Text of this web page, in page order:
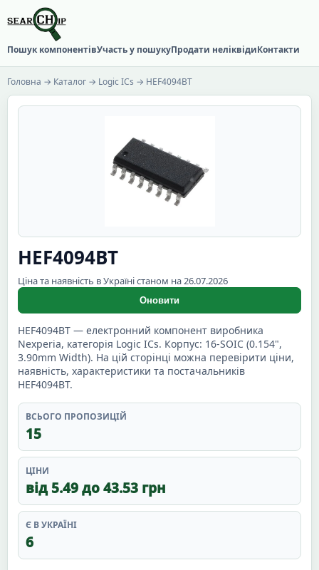
Пошук компонентівУчасть у пошукуПродати неліквідиКонтакти
Головна → Каталог → Logic ICs → HEF4094BT
HEF4094BT
Ціна та наявність в Україні станом на 26.07.2026
Оновити
HEF4094BT — електронний компонент виробника
Nexperia, категорія Logic ICs. Корпус: 16-SOIC (0.154",
3.90mm Width). На цій сторінці можна перевірити ціни,
наявність, характеристики та постачальників
HEF4094BT.
ВСЬОГО ПРОПОЗИЦІЙ
15
ЦІНИ
від 5.49 до 43.53 грн
Є В УКРАЇНІ
6